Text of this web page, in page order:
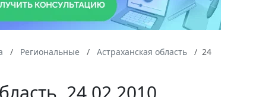
Региональные Астраханская область
24